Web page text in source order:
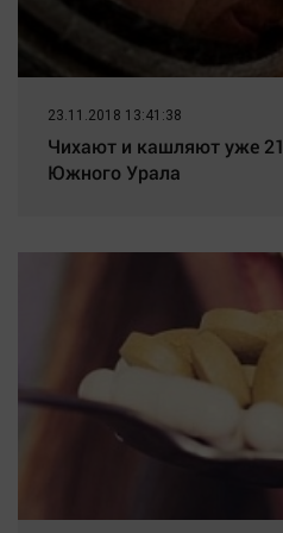
23.11.2018 13:41:38
Чихают и кашляют уже
Южного Урала